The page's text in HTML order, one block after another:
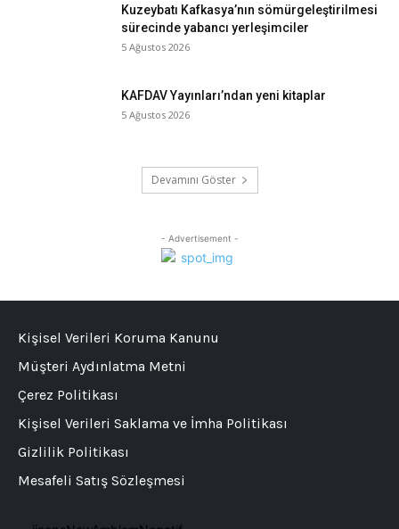
Kuzeybatı Kafkasya’nın sömürgeleştirilmesi
sürecinde yabancı yerleşimciler
5 Ağustos 2026
KAFDAV Yayınları’ndan yeni kitaplar
5 Ağustos 2026
Devamını Göster
- Advertisement -
Kişisel Verileri Koruma Kanunu
Müşteri Aydınlatma Metni
Çerez Politikası
Kişisel Verileri Saklama ve İmha Politikası
Gizlilik Politikası
Mesafeli Satış Sözleşmesi